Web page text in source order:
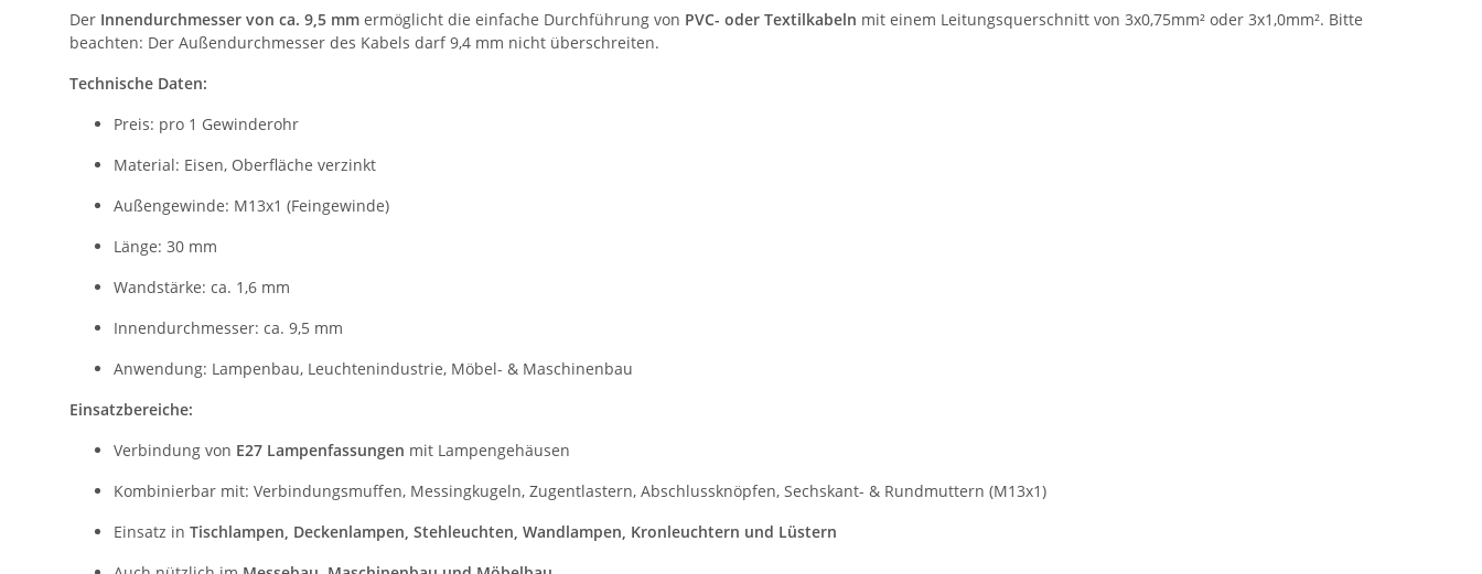
Der Innendurchmesser von ca. 9,5 mm ermöglicht die einfache Durchführung von PVC- oder Textilkabeln mit einem Leitungsquerschnitt von 3x0,75mm² oder 3x1,0mm². Bitte
beachten: Der Außendurchmesser des Kabels darf 9,4 mm nicht überschreiten.
Technische Daten:
Preis: pro 1 Gewinderohr
Material: Eisen, Oberfläche verzinkt
Außengewinde: M13x1 (Feingewinde)
Länge: 30 mm
Wandstärke: ca. 1,6 mm
Innendurchmesser: ca. 9,5 mm
Anwendung: Lampenbau, Leuchtenindustrie, Möbel- & Maschinenbau
Einsatzbereiche:
Verbindung von E27 Lampenfassungen mit Lampengehäusen
Kombinierbar mit: Verbindungsmuffen, Messingkugeln, Zugentlastern, Abschlussknöpfen, Sechskant- & Rundmuttern (M13x1)
Einsatz in Tischlampen, Deckenlampen, Stehleuchten, Wandlampen, Kronleuchtern und Lüstern